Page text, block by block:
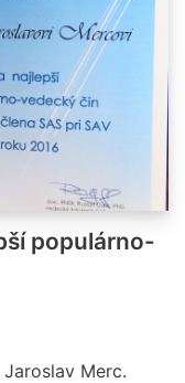
populárno-
Merc.